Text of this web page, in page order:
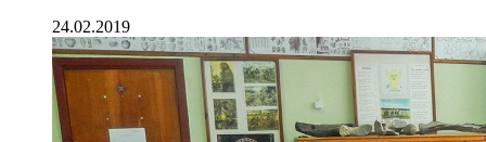
24.02.2019